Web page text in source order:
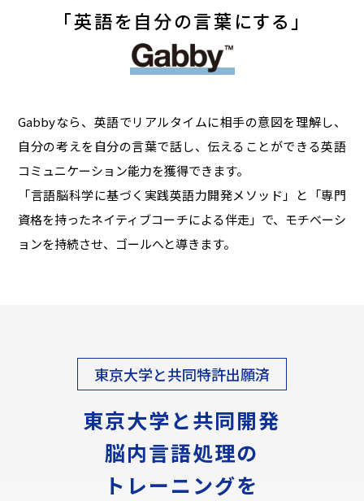
「英語を自分の言葉にする」
Gabbyなら、英語でリアルタイムに相手の意図を理解し、
自分の考えを自分の言葉で話し、伝えることができる英語
コミュニケーション能力を獲得できます。
「言語脳科学に基づく実践英語力開発メソッド」と「専門
資格を持ったネイティブコーチによる伴走」で、モチベーシ
ョンを持続させ、ゴールへと導きます。
東京大学と共同特許出願済
東京大学と共同開発
脳内言語処理の
トレーニングを